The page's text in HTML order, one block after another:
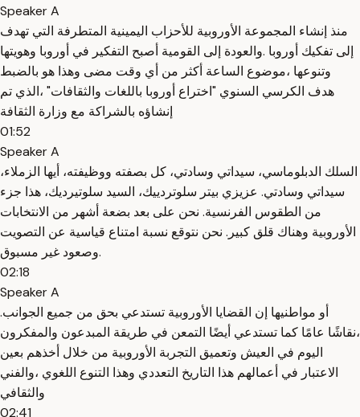
Speaker A
منذ إنشاء المجموعة الأوروبية للأحزاب اليمينية المتطرفة التي تهدف
إلى تفكيك أوروبا .والعودة إلى القومية أصبح التفكير في أوروبا وهويتها
وتنوعها ،موضوع الساعة أكثر من أي وقت مضى وهذا هو بالضبط
هدف الكرسي السنوي "اختراع أوروبا باللغات والثقافات" ،الذي تم
إنشاؤه بالشراكة مع وزارة الثقافة
01:52
Speaker A
السلك الدبلوماسي، سيداتي وسادتي، كل بصفته ووظيفته، أيها الزملاء،
سيداتي وسادتي. عزيزي بيتر سلوتردييك، السيد سلوتيرديك، هذا جزء
من الطقوس الفرنسية. نحن على بعد بضعة أشهر من الانتخابات
الأوروبية وهناك قلق كبير. نحن نتوقع نسبة امتناع قياسية عن التصويت
وصعود غير مسبوق.
02:18
Speaker A
.أو مواطنيها إن القضايا الأوروبية تستدعي بحق من جميع الجوانب
،نقاشًا عامًا كما تستدعي أيضًا التمعن في طريقة المبدعون والمفكرون
اليوم في العيش وتعميق التجربة الأوروبية من خلال أخذهم بعين
الاعتبار في أعمالهم هذا التاريخ التعددي وهذا التنوع اللغوي ،والفني
والثقافي
02:41